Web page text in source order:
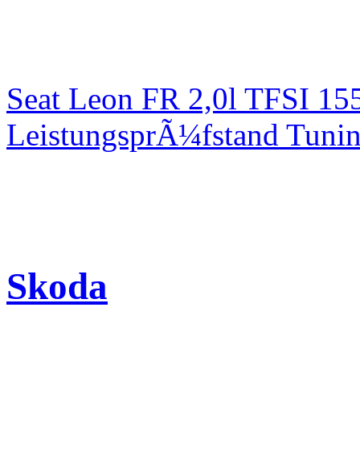
Seat Leon FR 2,0l TFSI
LeistungsprÃ¼fstand
Skoda